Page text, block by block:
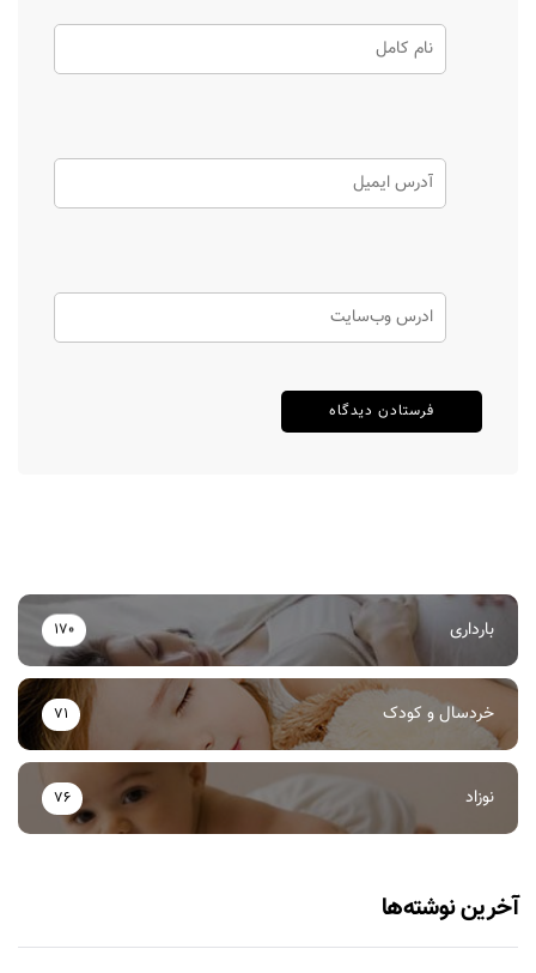
بارداری 170
خردسال و کودک 71
نوزاد 76
آخرین نوشته‌ها